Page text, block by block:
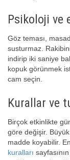
Psikoloji ve
Göz teması,
susturmaz.
indirip iki saniye
kopuk görünmek
cam seçin.
Kurallar ve
Birçok etkinlikte
göre değişir.
madde koyabilir.
kuralları